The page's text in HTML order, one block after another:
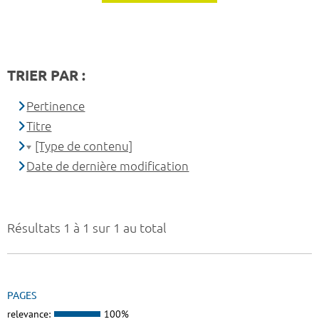
Résultats 1 à 1 sur 1 au total
PAGES
relevance: 100%
TRIER PAR :
Pertinence
Titre
[Type de contenu]
Date de dernière modification